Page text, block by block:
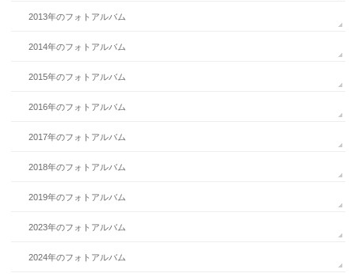
2013年のフォトアルバム
2014年のフォトアルバム
2015年のフォトアルバム
2016年のフォトアルバム
2017年のフォトアルバム
2018年のフォトアルバム
2019年のフォトアルバム
2023年のフォトアルバム
2024年のフォトアルバム